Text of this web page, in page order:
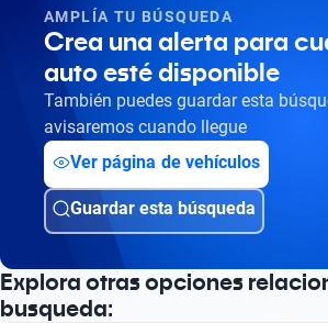
Busca por año
AMPLÍA TU BÚSQUEDA
Crea una alerta para
auto esté disponible
También puedes guardar esta
avisaremos cuando llegue
Ver página de vehículos
Guardar esta búsqueda
Explora otras opciones
busqueda: